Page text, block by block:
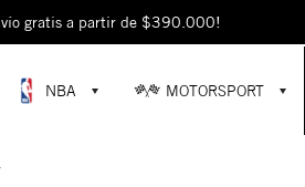
gratis a partir de $390.000!
en la tienda oficial de New Era en
NBA MOTORSPORT